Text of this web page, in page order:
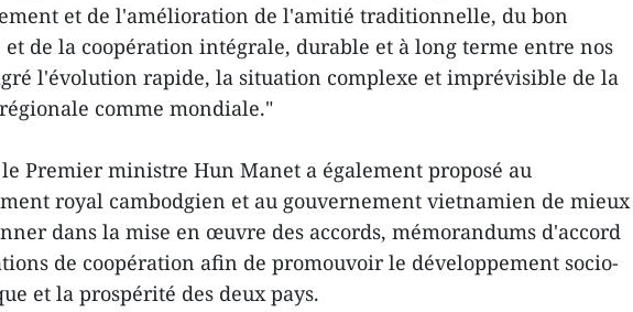
et de l'amélioration de l'amitié traditionnelle, du bon
et de la coopération intégrale, durable et à long terme entre nos
l'évolution rapide, la situation complexe et imprévisible de la
comme mondiale."
Premier ministre Hun Manet a également proposé au
royal cambodgien et au gouvernement vietnamien de mieux
dans la mise en œuvre des accords, mémorandums d'accord
de coopération afin de promouvoir le développement socio-
et la prospérité des deux pays.